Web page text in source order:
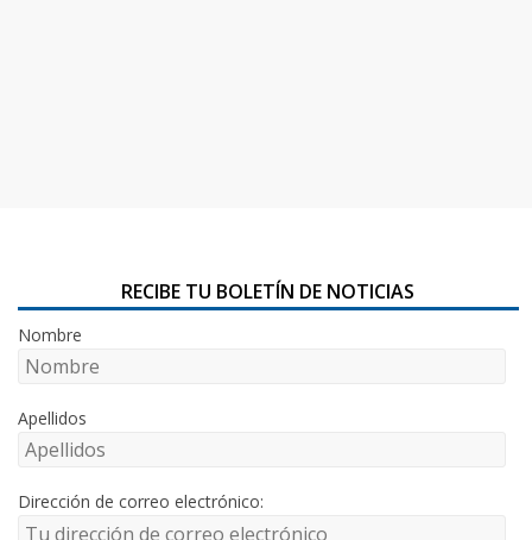
RECIBE TU BOLETÍN DE NOTICIAS
Nombre
Apellidos
Dirección de correo electrónico: